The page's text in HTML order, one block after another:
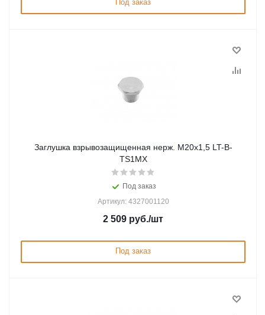
Под заказ
Заглушка взрывозащищенная нерж. М20х1,5 LT-B-
TS1MX
Под заказ
Артикул: 4327001120
2 509 руб./шт
Под заказ